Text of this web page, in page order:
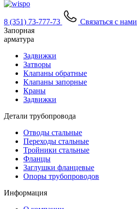
8 (351) 73-777-73
Связаться с нами
Запорная
арматура
Задвижки
Затворы
Клапаны обратные
Клапаны запорные
Краны
Задвижки
Детали трубопровода
Отводы стальные
Переходы стальные
Тройники стальные
Фланцы
Заглушки фланцевые
Опоры трубопроводов
Информация